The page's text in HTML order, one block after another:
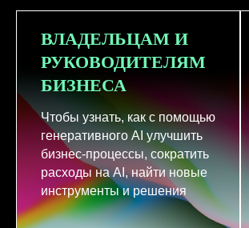
ВЛАДЕЛЬЦАМ И
РУКОВОДИТЕЛЯМ
БИЗНЕСА
Чтобы узнать, как с помощью
генеративного AI улучшить
бизнес-процессы, сократить
расходы на AI, найти новые
инструменты и решения